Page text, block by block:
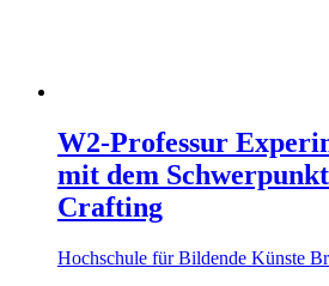
W2-Professur
mit dem
Crafting
Hochschule für Bildende Künste